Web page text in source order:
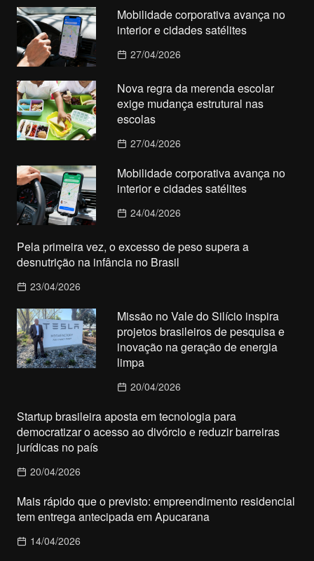
Mobilidade corporativa avança no
interior e cidades satélites
27/04/2026
Nova regra da merenda escolar
exige mudança estrutural nas
escolas
27/04/2026
Mobilidade corporativa avança no
interior e cidades satélites
24/04/2026
Pela primeira vez, o excesso de peso supera a
desnutrição na infância no Brasil
23/04/2026
Missão no Vale do Silício inspira
projetos brasileiros de pesquisa e
inovação na geração de energia
limpa
20/04/2026
Startup brasileira aposta em tecnologia para
democratizar o acesso ao divórcio e reduzir barreiras
jurídicas no país
20/04/2026
Mais rápido que o previsto: empreendimento residencial
tem entrega antecipada em Apucarana
14/04/2026